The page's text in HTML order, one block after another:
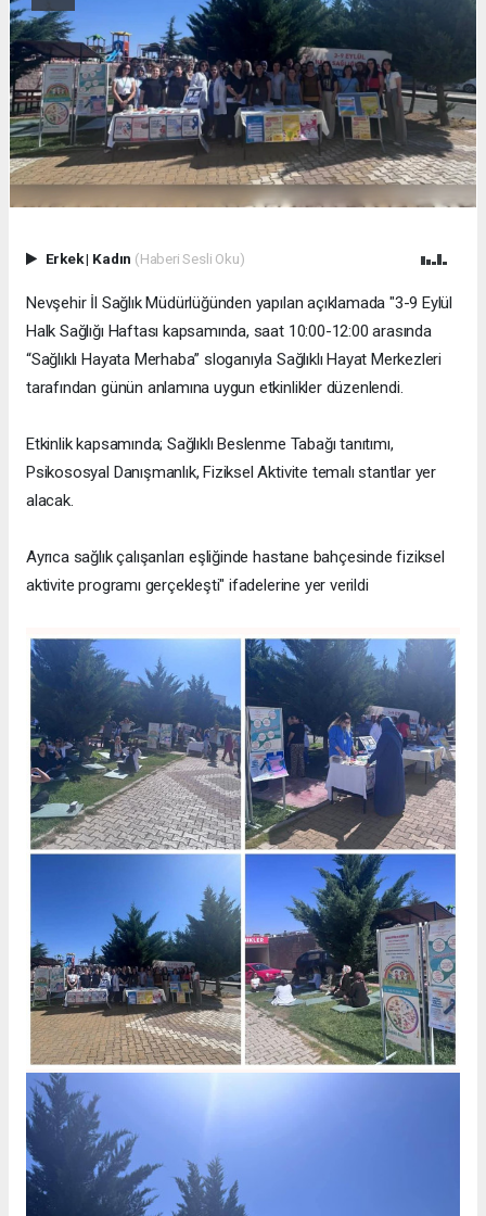
Erkek| Kadın (Haberi Sesli Oku)
Nevşehir İl Sağlık Müdürlüğünden yapılan açıklamada "3-9 Eylül
Halk Sağlığı Haftası kapsamında, saat 10:00-12:00 arasında
“Sağlıklı Hayata Merhaba” sloganıyla Sağlıklı Hayat Merkezleri
tarafından günün anlamına uygun etkinlikler düzenlendi.
Etkinlik kapsamında; Sağlıklı Beslenme Tabağı tanıtımı,
Psikososyal Danışmanlık, Fiziksel Aktivite temalı stantlar yer
alacak.
Ayrıca sağlık çalışanları eşliğinde hastane bahçesinde fiziksel
aktivite programı gerçekleşti" ifadelerine yer verildi